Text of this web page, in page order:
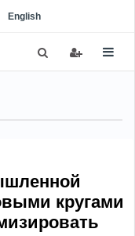
English
кругами